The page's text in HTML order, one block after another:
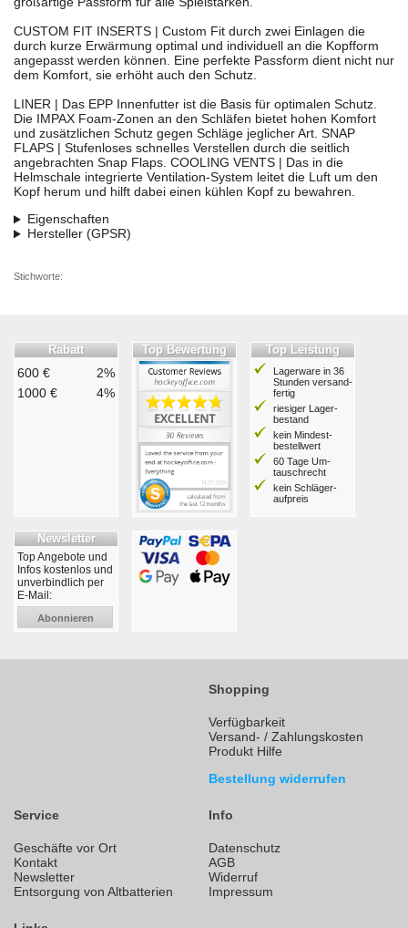
CUSTOM FIT INSERTS | Custom Fit durch zwei Einlagen die
durch kurze Erwärmung optimal und individuell an die Kopfform
angepasst werden können. Eine perfekte Passform dient nicht nur
dem Komfort, sie erhöht auch den Schutz.
LINER | Das EPP Innenfutter ist die Basis für optimalen Schutz.
Die IMPAX Foam-Zonen an den Schläfen bietet hohen Komfort
und zusätzlichen Schutz gegen Schläge jeglicher Art. SNAP
FLAPS | Stufenloses schnelles Verstellen durch die seitlich
angebrachten Snap Flaps. COOLING VENTS | Das in die
Helmschale integrierte Ventilation-System leitet die Luft um den
Kopf herum und hilft dabei einen kühlen Kopf zu bewahren.
Eigenschaften
Hersteller (GPSR)
Stichworte:
Rabatt
600 €
2%
1000 €
4%
Top Bewertung Top Leistung
Lagerware in 36
Stunden ver­sand­
fertig
riesiger Lager­
bestand
kein Mindest­
bestell­wert
60 Tage Um­
tausch­recht
kein Schläger­
aufpreis
Newsletter
Top Angebote und
Infos kostenlos und
unverbindlich per
E-Mail:
Abonnieren
Shopping
Verfügbarkeit
Versand- / Zahlungskosten
Produkt Hilfe
Bestellung widerrufen
Service
Geschäfte vor Ort
Kontakt
Newsletter
Entsorgung von Altbatterien
Info
Datenschutz
AGB
Widerruf
Impressum